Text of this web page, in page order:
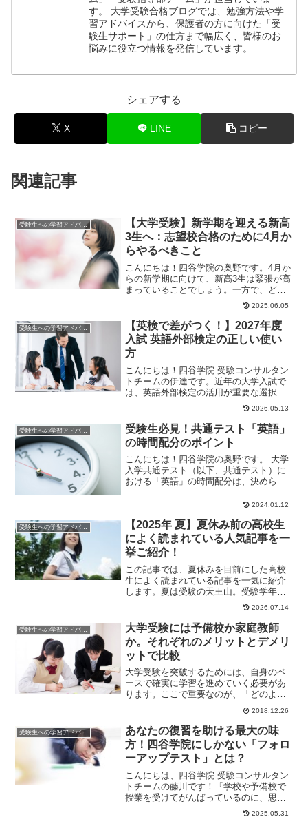
す。 大学受験合格ブログでは、勉強方法や学
習アドバイスから、保護者の方に向けた「受
験生サポート」の仕方まで幅広く、皆様のお
悩みに役立つ情報を発信しています。
シェアする
X LINE コピー
関連記事
受験生への学習アドバイス
【大学受験】新学期を迎える新高
3生へ：志望校合格のために4月か
らやるべきこと
こんにちは！四谷学院の奥野です。4月か
らの新学期に向けて、新高3生は緊張が高
まっていることでしょう。一方で、どの
ようにして大学受験の準備を始めれば良
2025.06.05
【英検で差がつく！】2027年度
入試 英語外部検定の正しい使い
方
こんにちは！四谷学院 受験コンサルタン
トチームの伊達です。近年の大学入試で
は、英語外部検定の活用が重要な選択肢
のひとつとなっています。特に、英検(実
2026.05.13
受験生必見！共通テスト「英語」
の時間配分のポイント
こんにちは！四谷学院の奥野です。 大学
入学共通テスト（以下、共通テスト）に
おける「英語」の時間配分は、決められ
2024.01.12
【2025年 夏】夏休み前の高校生
によく読まれている人気記事を一
挙ご紹介！
この記事では、夏休みを目前にした高校
生によく読まれている記事を一気に紹介
します。夏は受験の天王山。受験学年の3
年生に限らず、1・2年生もライバルが一
2026.07.14
大学受験には予備校か家庭教師
か。それぞれのメリットとデメリ
ットで比較
大学受験を突破するためには、自身のペ
ースで確実に学習を進めていく必要があ
ります。ここで重要なのが、「どのよう
な方法で学習を進めていくのか」という
2018.12.26
受験生への学習アドバイス
あなたの復習を助ける最大の味
方！四谷学院にしかない「フォロ
ーアップテスト」とは？
こんにちは、四谷学院 受験コンサルタン
トチームの藤川です！『学校や予備校で
授業を受けてがんばっているのに、思っ
たよりも成績が伸びない...』と悩んでい
2025.05.31